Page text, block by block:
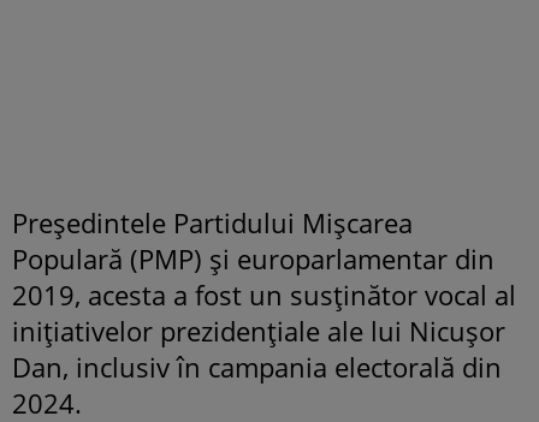
Președintele Partidului Mișcarea
Populară (PMP) și europarlamentar din
2019, acesta a fost un susținător vocal al
inițiativelor prezidențiale ale lui Nicușor
Dan, inclusiv în campania electorală din
2024.